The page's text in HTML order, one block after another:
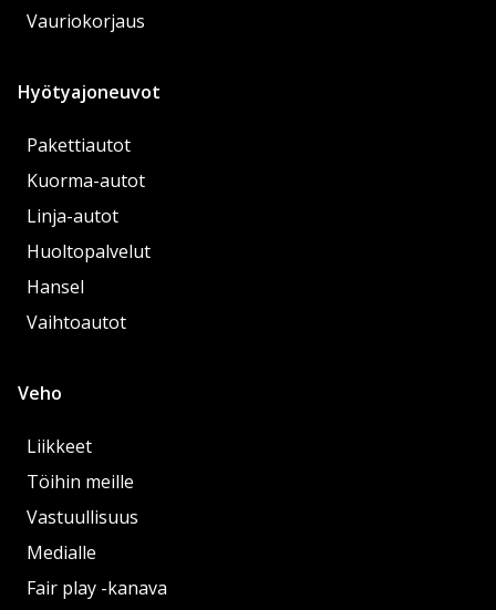
Vauriokorjaus
Hyötyajoneuvot
Pakettiautot
Kuorma-autot
Linja-autot
Huoltopalvelut
Hansel
Vaihtoautot
Veho
Liikkeet
Töihin meille
Vastuullisuus
Medialle
Fair play -kanava